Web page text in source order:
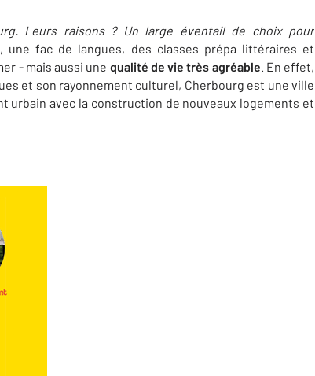
Leurs raisons ? Un large éventail de choix pour
une fac de langues, des classes prépa littéraires et
- mais aussi une qualité de vie très agréable. En effet,
et son rayonnement culturel, Cherbourg est une ville
urbain avec la construction de nouveaux logements et